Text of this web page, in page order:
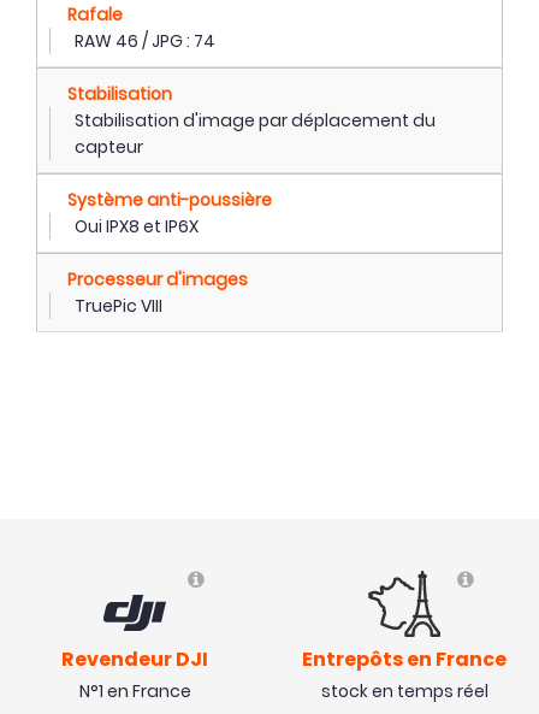
Rafale
RAW 46 / JPG : 74
Stabilisation
Stabilisation d'image par déplacement du
capteur
Système anti-poussière
Oui IPX8 et IP6X
Processeur d'images
TruePic VIII
Revendeur DJI
N°1 en France
Entrepôts en France
stock en temps réel